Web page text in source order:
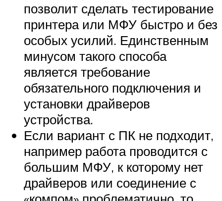
позволит сделать тестирование
принтера или МФУ быстро и без
особых усилий. Единственным
минусом такого способа
является требование
обязательного подключения и
установки драйверов
устройства.
Если вариант с ПК не подходит,
например работа проводится с
большим МФУ, к которому нет
драйверов или соединение с